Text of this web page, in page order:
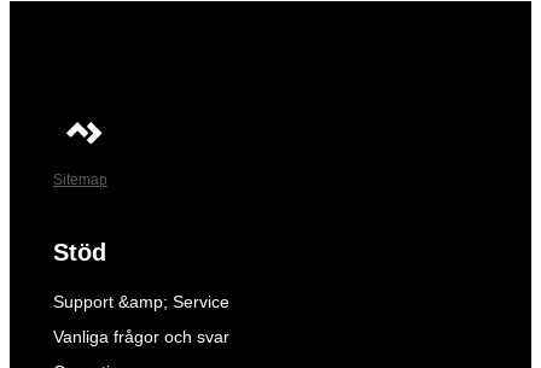
Sitemap
Stöd
Support &amp; Service
Vanliga frågor och svar